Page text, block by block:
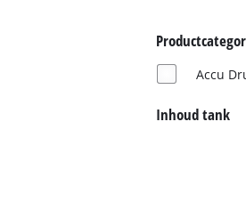
Accu
Inhoud tank